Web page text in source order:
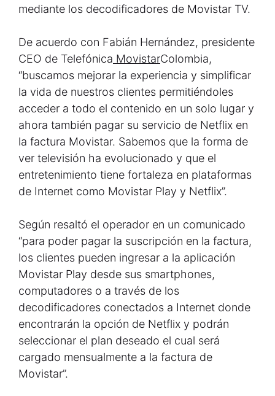
mediante los decodificadores de Movistar TV.
De acuerdo con Fabián Hernández, presidente
CEO de Telefónica MovistarColombia,
“buscamos mejorar la experiencia y simplificar
la vida de nuestros clientes permitiéndoles
acceder a todo el contenido en un solo lugar y
ahora también pagar su servicio de Netflix en
la factura Movistar. Sabemos que la forma de
ver televisión ha evolucionado y que el
entretenimiento tiene fortaleza en plataformas
de Internet como Movistar Play y Netflix”.
Según resaltó el operador en un comunicado
“para poder pagar la suscripción en la factura,
los clientes pueden ingresar a la aplicación
Movistar Play desde sus smartphones,
computadores o a través de los
decodificadores conectados a Internet donde
encontrarán la opción de Netflix y podrán
seleccionar el plan deseado el cual será
cargado mensualmente a la factura de
Movistar”.